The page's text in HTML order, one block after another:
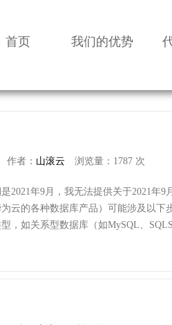
首页 我们的优势
作者： 山滚云 浏览量：1787 次
2021年9月，我无法提供关于2021年
云的各种数据库产品）可能涉及以下
，如关系型数据库（如MySQL、